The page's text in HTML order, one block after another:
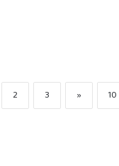
2 3 » 10